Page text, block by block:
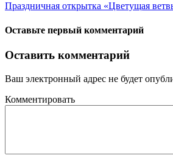
Праздничная открытка «Цветущая
Оставьте первый комментарий
Оставить комментарий
Ваш электронный адрес не будет
Комментировать